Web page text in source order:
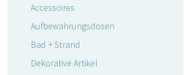
Accessoires
Aufbewahrungsdosen
Bad + Strand
Dekorative Artikel